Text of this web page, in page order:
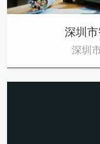
深圳
深圳